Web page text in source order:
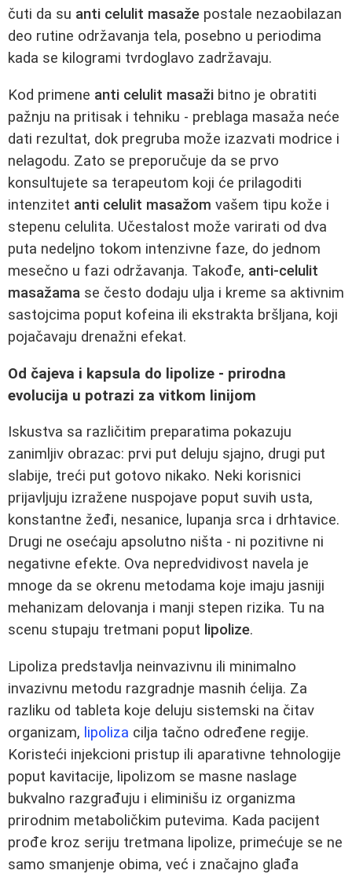
čuti da su anti celulit masaže postale nezaobilazan
deo rutine održavanja tela, posebno u periodima
kada se kilogrami tvrdoglavo zadržavaju.
Kod primene anti celulit masaži bitno je obratiti
pažnju na pritisak i tehniku - preblaga masaža neće
dati rezultat, dok pregruba može izazvati modrice i
nelagodu. Zato se preporučuje da se prvo
konsultujete sa terapeutom koji će prilagoditi
intenzitet anti celulit masažom vašem tipu kože i
stepenu celulita. Učestalost može varirati od dva
puta nedeljno tokom intenzivne faze, do jednom
mesečno u fazi održavanja. Takođe, anti-celulit
masažama se često dodaju ulja i kreme sa aktivnim
sastojcima poput kofeina ili ekstrakta bršljana, koji
pojačavaju drenažni efekat.
Od čajeva i kapsula do lipolize - prirodna
evolucija u potrazi za vitkom linijom
Iskustva sa različitim preparatima pokazuju
zanimljiv obrazac: prvi put deluju sjajno, drugi put
slabije, treći put gotovo nikako. Neki korisnici
prijavljuju izražene nuspojave poput suvih usta,
konstantne žeđi, nesanice, lupanja srca i drhtavice.
Drugi ne osećaju apsolutno ništa - ni pozitivne ni
negativne efekte. Ova nepredvidivost navela je
mnoge da se okrenu metodama koje imaju jasniji
mehanizam delovanja i manji stepen rizika. Tu na
scenu stupaju tretmani poput lipolize.
Lipoliza predstavlja neinvazivnu ili minimalno
invazivnu metodu razgradnje masnih ćelija. Za
razliku od tableta koje deluju sistemski na čitav
organizam, lipoliza cilja tačno određene regije.
Koristeći injekcioni pristup ili aparativne tehnologije
poput kavitacije, lipolizom se masne naslage
bukvalno razgrađuju i eliminišu iz organizma
prirodnim metaboličkim putevima. Kada pacijent
prođe kroz seriju tretmana lipolize, primećuje se ne
samo smanjenje obima, već i značajno glađa